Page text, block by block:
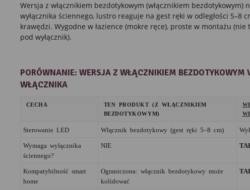
Wersja z włącznikiem bezdotykowym (włącznikiem bezdotykowym)
wyłącznika ściennego, lustro reaguje na gest ręki w odległości 5–8
krawędzi. Wygodne w łazience (mokre ręce), proste w montażu (nie
pod wyłącznik).
PORÓWNANIE: WERSJA Z WŁĄCZNIKIEM BEZDOTYKOWYM
WŁĄCZNIKA
CECHA
TEN PRODUKT (Z WŁĄCZNIKIEM
BEZDOTYKOWYM)
Sterowanie LED Włącznik bezdotykowy (gest ręki 5–8 cm)
Wymaga wyłącznika
ściennego?
NIE
Kompatybilność smart
home
Ograniczona: włącznik bezdotykowy może
kolidować